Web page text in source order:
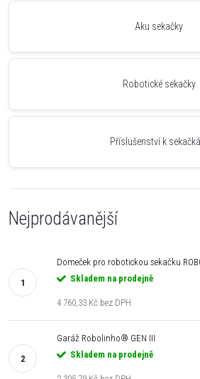
Aku sekačky
Robotické sekačky
Příslušenství k
Nejprodávanější
Domeček pro robotickou sekačku
Skladem na prodejně
4 760,33 Kč bez DPH
Garáž Robolinho® GEN III
Skladem na prodejně